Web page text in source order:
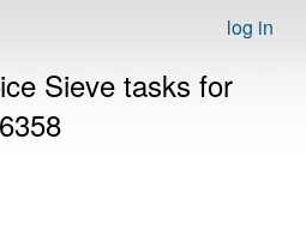
log in
Sieve tasks for